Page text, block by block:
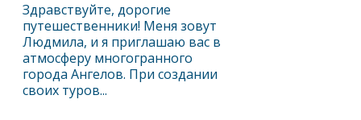
Здравствуйте, дорогие
путешественники! Меня зовут
Людмила, и я приглашаю вас в
атмосферу многогранного
города Ангелов. При создании
своих туров...